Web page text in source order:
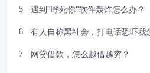
遇到"呼死你"软件轰炸怎么办？
有人自称黑社会，打电话恐吓我
网贷借款，怎么越借越穷？